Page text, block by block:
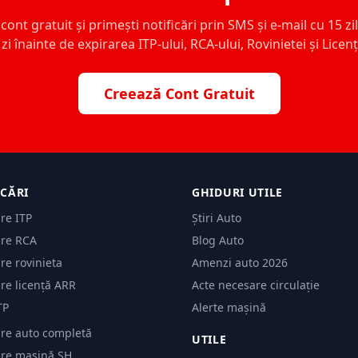
gratuit și primești notificări prin SMS și e-mail cu 15
înainte de expirarea ITP-ului, RCA-ului, Rovinietei și
Creează Cont Gratuit
ITP
RCA
rovinieta
licență ARR
auto completă
GHIDURI UTILE
Știri Auto
Blog Auto
Amenzi auto 2026
Acte necesare circulație
Alerte mașină
UTILE